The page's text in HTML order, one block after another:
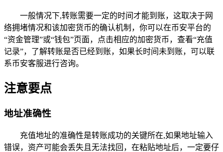
一般情况下,转账需要一定的时间才能到账，这取决于网
络拥堵情况和该加密货币的确认机制，你可以在币安平台的
“资金管理”或“钱包”页面，点击相应的加密货币，查看“充值
记录”，了解转账是否已经到账，如果长时间未到账，可以联
系币安客服进行咨询。
注意要点
地址准确性
充值地址的准确性是转账成功的关键所在,如果地址输入
错误，资产可能会丢失且无法找回，在粘贴地址后，一定要仔